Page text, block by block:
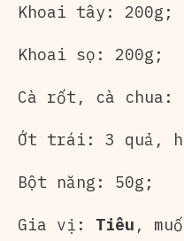
Khoai tây: 200g;
Khoai sọ: 200g;
Cà rốt, cà chua:
Ớt trái: 3 quả,
Bột năng: 50g;
Gia vị: Tiêu ,